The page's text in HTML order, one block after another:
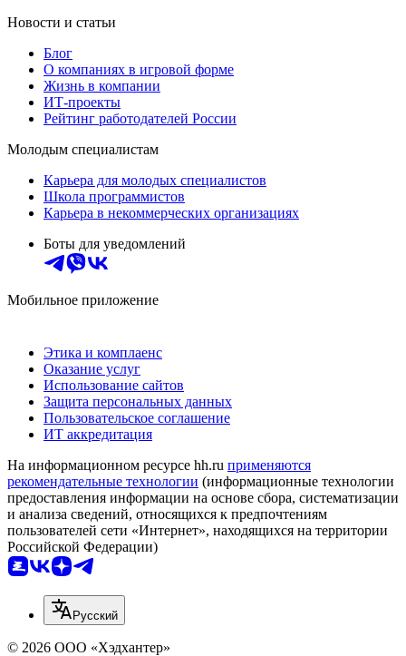
Новости и статьи
Блог
О компаниях в игровой форме
Жизнь в компании
ИТ-проекты
Рейтинг работодателей России
Молодым специалистам
Карьера для молодых специалистов
Школа программистов
Карьера в некоммерческих организациях
Боты для уведомлений
Мобильное приложение
Этика и комплаенс
Оказание услуг
Использование сайтов
Защита персональных данных
Пользовательское соглашение
ИТ аккредитация
На информационном ресурсе hh.ru применяются
рекомендательные технологии (информационные технологии
предоставления информации на основе сбора, систематизации
и анализа сведений, относящихся к предпочтениям
пользователей сети «Интернет», находящихся на территории
Российской Федерации)
Русский
© 2026 ООО «Хэдхантер»